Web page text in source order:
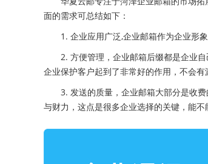
面的需求可总结如下：
1. 企业应用广泛,企业邮箱作为企业形
2. 方便管理，企业邮箱后缀都是企业
企业保护客户起到了非常好的作用，不会有
3. 发送的质量，企业邮箱大部分是收
与财力，这点是很多企业选择的关键，能